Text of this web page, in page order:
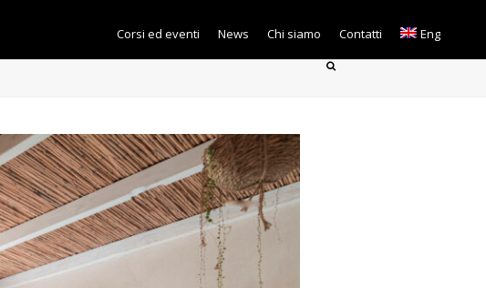
Corsi ed eventi News Chi siamo Contatti Eng